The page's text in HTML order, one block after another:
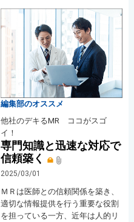
編集部のオススメ
他社のデキるMR ココがスゴ
イ！
専門知識と迅速な対応で
信頼築く
2025/03/01
ＭＲは医師との信頼関係を築き、
適切な情報提供を行う重要な役割
を担っている一方、近年は人的リ